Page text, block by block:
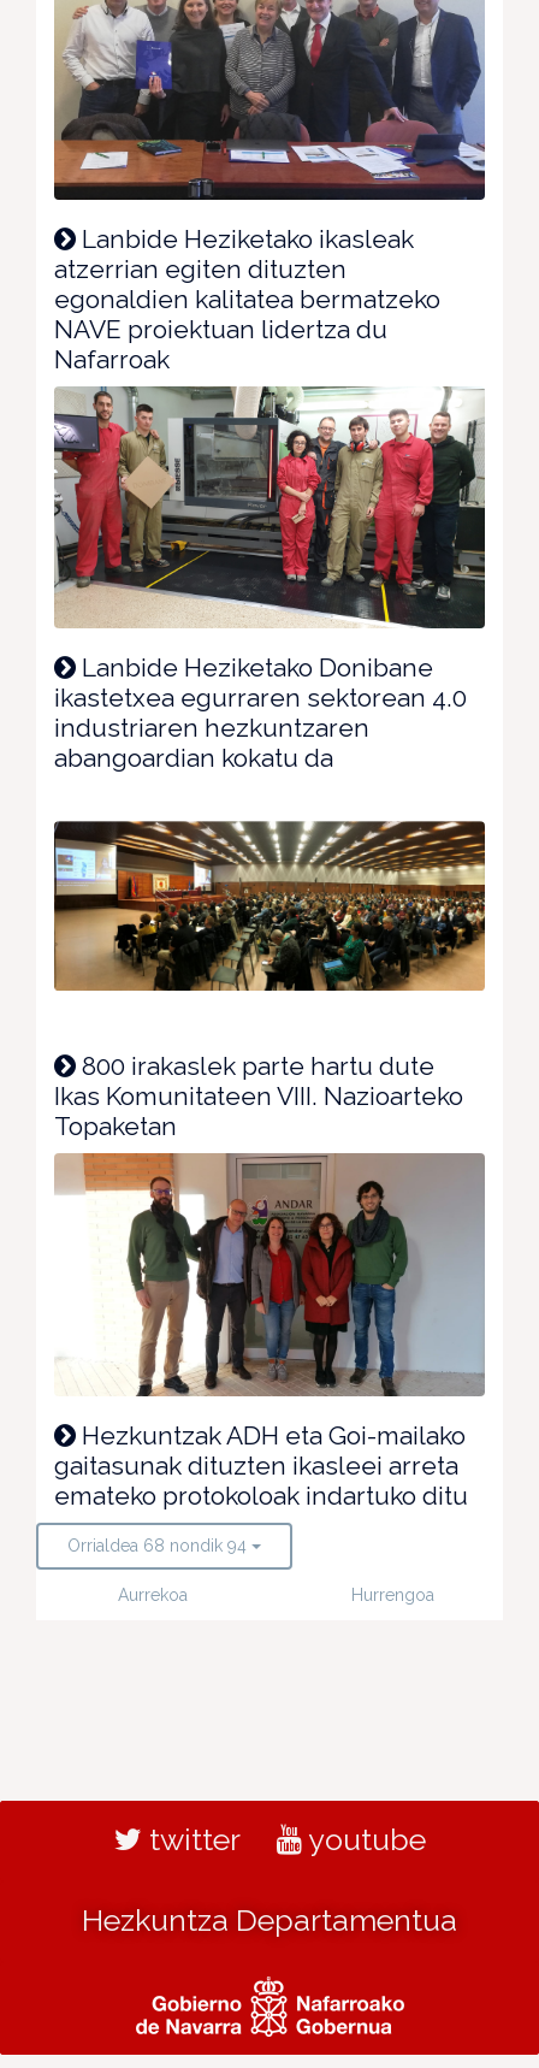
Lanbide Heziketako ikasleak
atzerrian egiten dituzten
egonaldien kalitatea bermatzeko
NAVE proiektuan lidertza du
Nafarroak
Lanbide Heziketako Donibane
ikastetxea egurraren sektorean 4.0
industriaren hezkuntzaren
abangoardian kokatu da
800 irakaslek parte hartu dute
Ikas Komunitateen VIII. Nazioarteko
Topaketan
Hezkuntzak ADH eta Goi-mailako
gaitasunak dituzten ikasleei arreta
emateko protokoloak indartuko ditu
Orrialdea 68 nondik 94
Aurrekoa Hurrengoa
twitter youtube
Hezkuntza Departamentua